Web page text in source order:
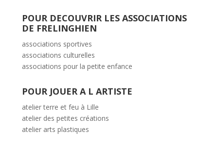
POUR DECOUVRIR LES ASSOCIATIONS
DE FRELINGHIEN
associations sportives
associations culturelles
associations pour la petite enfance
POUR JOUER A L ARTISTE
atelier terre et feu à Lille
atelier des petites créations
atelier arts plastiques